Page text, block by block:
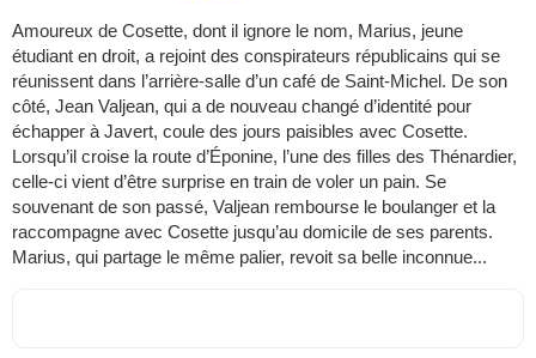
Amoureux de Cosette, dont il ignore le nom, Marius, jeune
étudiant en droit, a rejoint des conspirateurs républicains qui se
réunissent dans l’arrière-salle d’un café de Saint-Michel. De son
côté, Jean Valjean, qui a de nouveau changé d’identité pour
échapper à Javert, coule des jours paisibles avec Cosette.
Lorsqu’il croise la route d’Éponine, l’une des filles des Thénardier,
celle-ci vient d’être surprise en train de voler un pain. Se
souvenant de son passé, Valjean rembourse le boulanger et la
raccompagne avec Cosette jusqu’au domicile de ses parents.
Marius, qui partage le même palier, revoit sa belle inconnue...